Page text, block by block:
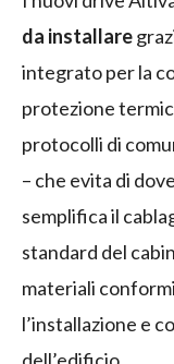
da installare
integrato per la
protezione
protocolli di
– che evita di
semplifica il
standard del
materiali
l’installazione e
dell’edificio.